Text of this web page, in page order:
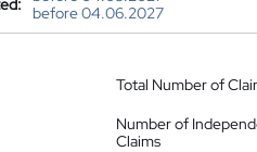
before 04.06.2027
Total Number of
Number of
Claims